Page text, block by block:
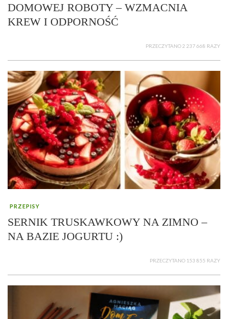
DOMOWEJ ROBOTY – WZMACNIA
KREW I ODPORNOŚĆ
PRZECZYTANO 2 237 668 RAZY
PRZEPISY
SERNIK TRUSKAWKOWY NA ZIMNO –
NA BAZIE JOGURTU :)
PRZECZYTANO 153 855 RAZY